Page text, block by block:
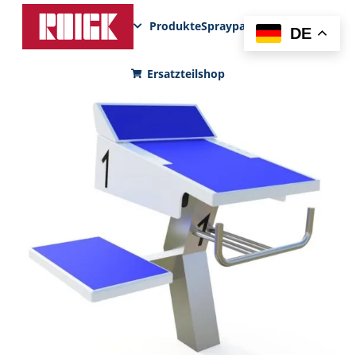
ProdukteSprayparksFunPadNews
Ersatzteilshop
DE